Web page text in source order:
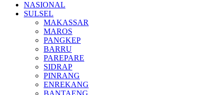
NASIONAL
SULSEL
MAKASSAR
MAROS
PANGKEP
BARRU
PAREPARE
SIDRAP
PINRANG
ENREKANG
BANTAENG